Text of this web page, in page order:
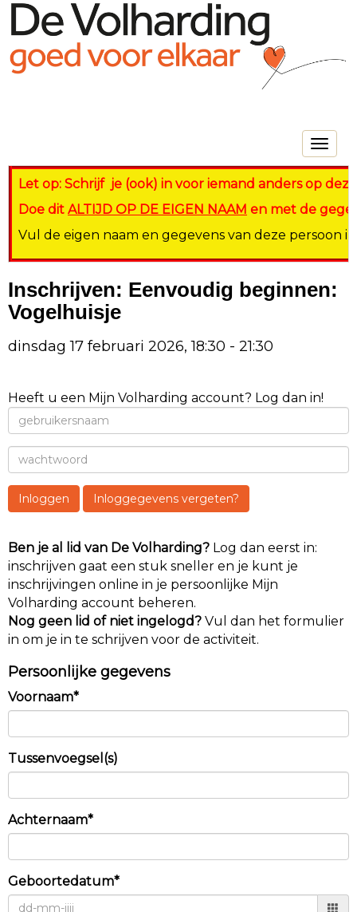
Toggle
Let op: Schrijf je (ook) in voor iemand anders op
Doe dit ALTIJD OP DE EIGEN NAAM en met de
Vul de eigen naam en gegevens van deze persoon
Inschrijven: Eenvoudig beginnen:
Vogelhuisje
dinsdag 17 februari 2026, 18:30 - 21:30
Heeft u een Mijn Volharding account? Log dan in!
Inloggen Inloggegevens vergeten?
Ben je al lid van De Volharding? Log dan eerst in:
inschrijven gaat een stuk sneller en je kunt je
inschrijvingen online in je persoonlijke Mijn
Volharding account beheren.
Nog geen lid of niet ingelogd? Vul dan het formulier
in om je in te schrijven voor de activiteit.
Persoonlijke gegevens
Voornaam*
Tussenvoegsel(s)
Achternaam*
Geboortedatum*